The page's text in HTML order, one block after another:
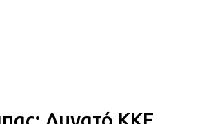
Αυτοκίνητο έσπασε